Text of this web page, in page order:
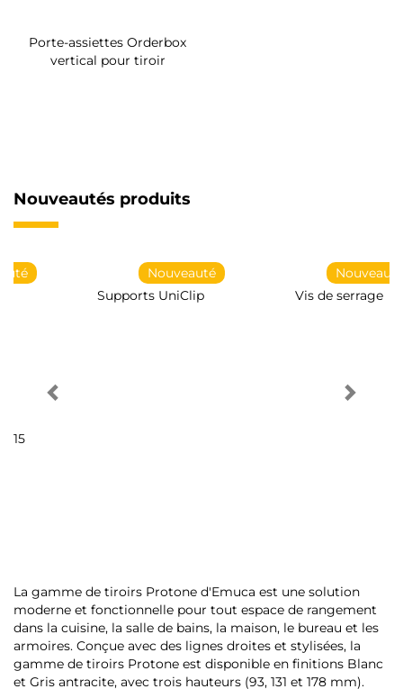
Porte-assiettes Orderbox
vertical pour tiroir
Nouveautés produits
Nouveauté Nouveauté
La gamme de tiroirs Protone d'Emuca est une solution
moderne et fonctionnelle pour tout espace de rangement
dans la cuisine, la salle de bains, la maison, le bureau et les
armoires. Conçue avec des lignes droites et stylisées, la
gamme de tiroirs Protone est disponible en finitions Blanc
et Gris antracite, avec trois hauteurs (93, 131 et 178 mm).